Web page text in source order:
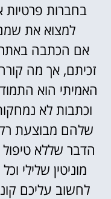
בחברות פרטיות
למצוא את
אם הכתבה באתר
זכיתם, אך מה
האמיתי הוא
וכתבות לא
שלהם מבוצעת רק
הדבר שללא
מוניטין שלילי
לחשוב עליכם